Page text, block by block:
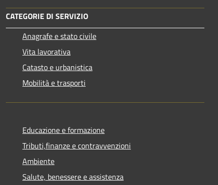
CATEGORIE DI SERVIZIO
Anagrafe e stato civile
Vita lavorativa
Catasto e urbanistica
Mobilità e trasporti
Educazione e formazione
Tributi,finanze e contravvenzioni
Ambiente
Salute, benessere e assistenza